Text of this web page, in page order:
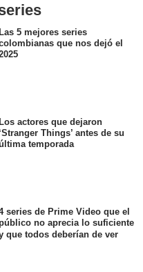
5 mejores series
que nos dejó el
Los actores que dejaron
Things’ antes de su
temporada
series de Prime Video que el
no aprecia lo suficiente
que todos deberían de ver